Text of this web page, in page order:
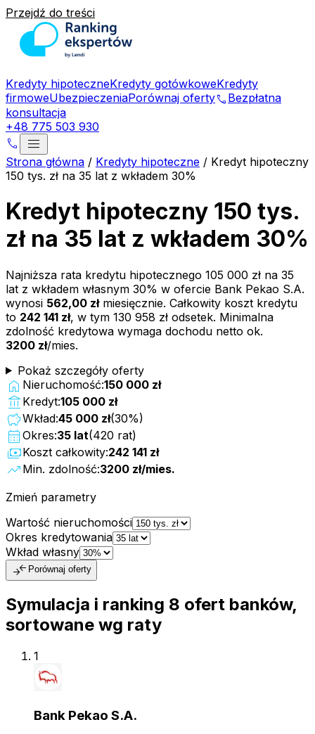
Przejdź do treści
Kredyty hipoteczneKredyty gotówkoweKredyty
firmoweUbezpieczeniaPorównaj ofertyphone Bezpłatna
konsultacja
+48 775 503 930
phone menu
Strona główna / Kredyty hipoteczne / Kredyt hipoteczny
150 tys. zł na 35 lat z wkładem 30%
Kredyt hipoteczny 150 tys.
zł na 35 lat z wkładem 30%
Najniższa rata kredytu hipotecznego 105 000 zł na 35
lat z wkładem własnym 30% w ofercie Bank Pekao S.A.
wynosi 562,00 złmiesięcznie. Całkowity koszt kredytu
to 242 141 zł, w tym 130 958 zł odsetek. Minimalna
zdolność kredytowa wymaga dochodu netto ok.
3200 zł/mies.
Pokaż szczegóły oferty
home Nieruchomość:150 000 zł
account_balance Kredyt:105 000 zł
savingsWkład:45 000 zł(30%)
calendar_month Okres:35 lat(420 rat)
paymentsKoszt całkowity:242 141 zł
trending_up Min. zdolność:3200 zł/mies.
Zmień parametry
Wartość nieruchomości
Okres kredytowania
Wkład własny
compare_arrows Porównaj oferty
Symulacja i ranking 8 ofert banków,
sortowane wg raty
1
Bank Pekao S.A.